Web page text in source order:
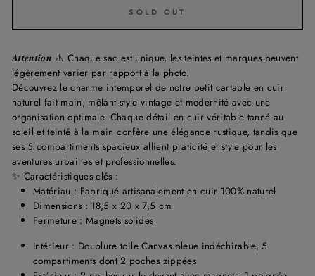
SOLD OUT
𝑨𝒕𝒕𝒆𝒏𝒕𝒊𝒐𝒏 ⚠️ Chaque sac est unique, les teintes et marques peuvent
légèrement varier par rapport à la photo.
Découvrez le charme intemporel de notre petit cartable en cuir
naturel fait main, mêlant style vintage et modernité avec une
organisation optimale. Chaque détail en cuir véritable tanné au
soleil et teinté à la main confère une élégance rustique, tandis que
ses 5 compartiments spacieux allient praticité et style pour les
aventures urbaines et professionnelles.
✨ Caractéristiques clés :
Matériau : Fabriqué artisanalement en cuir 100% naturel
Dimensions : 18,5 x 20 x 7,5 cm
Fermeture : Magnets solides
Intérieur : Doublure toile Canvas bleue indéchirable, 5
compartiments dont 2 poches zippées